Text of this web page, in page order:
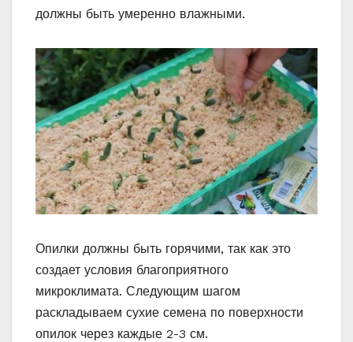
должны быть умеренно влажными.
Опилки должны быть горячими, так как это
создает условия благоприятного
микроклимата. Следующим шагом
раскладываем сухие семена по поверхности
опилок через каждые 2-3 см.